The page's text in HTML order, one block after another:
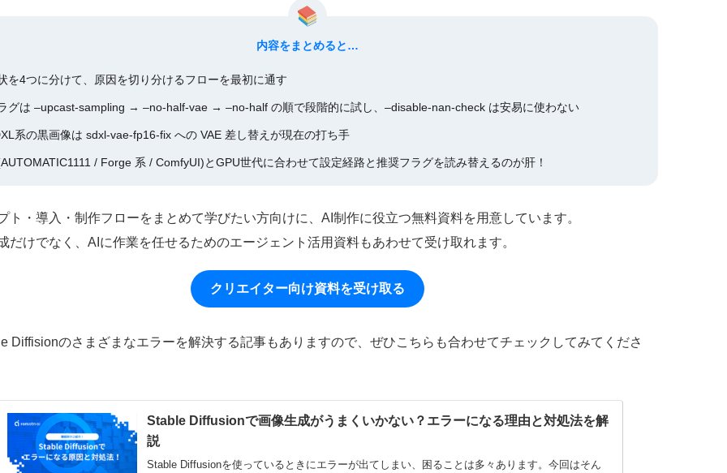
内容をまとめると…
を4つに分けて、原因を切り分けるフローを最初に通す
グは –upcast-sampling → –no-half-vae → –no-half の順で段階的に試し、–disable-nan-check は安易に使わない
系の黒画像は sdxl-vae-fp16-fix への VAE 差し替えが現在の打ち手
/ Forge 系 / ComfyUI)とGPU世代に合わせて設定経路と推奨フラグを読み替えるのが肝！
ト・導入・制作フローをまとめて学びたい方向けに、AI制作に役立つ無料資料を用意しています。
だけでなく、AIに作業を任せるためのエージェント活用資料もあわせて受け取れます。
クリエイター向け資料を受け取る
Diffisionのさまざまなエラーを解決する記事もありますので、ぜひこちらも合わせてチェックしてみてくださ
Stable Diffusionで画像生成がうまくいかない？エラーになる理由と対処法を解
説
Stable Diffusionを使っているときにエラーが出てしまい、困ることは多々あります。今回はそん